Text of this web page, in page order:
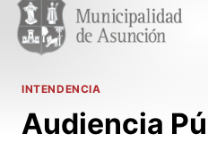
INTENDENCIA
Audiencia